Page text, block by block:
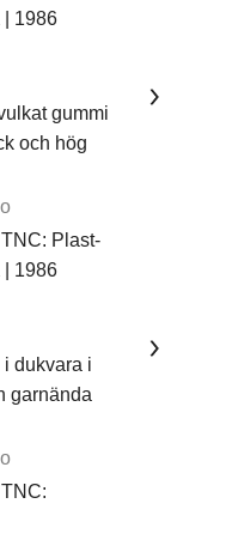
| 1986
gummi
och hög
Plast-
| 1986
i dukvara i
garnända